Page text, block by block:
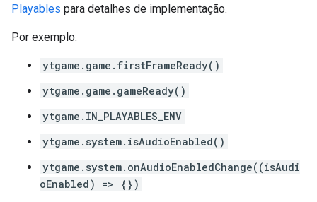
Playables para detalhes de implementação.
Por exemplo:
ytgame.game.firstFrameReady()
ytgame.game.gameReady()
ytgame.IN_PLAYABLES_ENV
ytgame.system.isAudioEnabled()
ytgame.system.onAudioEnabledChange((isAudi
oEnabled) => {})